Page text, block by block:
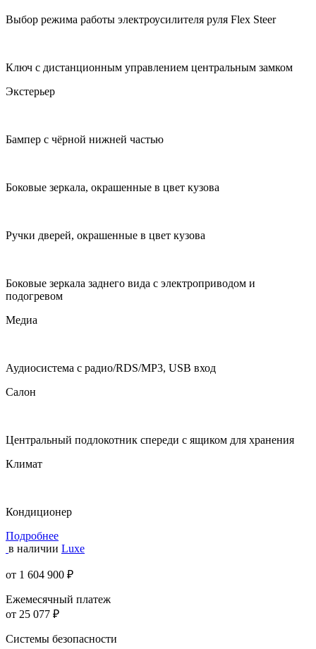
Выбор режима работы электроусилителя руля Flex Steer
Ключ с дистанционным управлением центральным замком
Экстерьер
Бампер с чёрной нижней частью
Боковые зеркала, окрашенные в цвет кузова
Ручки дверей, окрашенные в цвет кузова
Боковые зеркала заднего вида с электроприводом и
подогревом
Медиа
Аудиосистема с радио/RDS/MP3, USB вход
Салон
Центральный подлокотник спереди с ящиком для хранения
Климат
Кондиционер
Подробнее
в наличии Luxe
от 1 604 900 ₽
Ежемесячный платеж
от 25 077 ₽
Системы безопасности